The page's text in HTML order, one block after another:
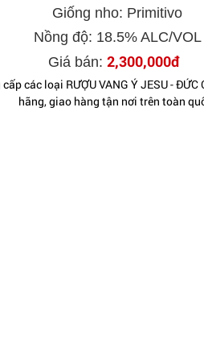
Giống nho: Primitivo
Nồng độ: 18.5% ALC/VOL
Giá bán: 2,300,000đ
các loại RƯỢU VANG Ý JESU -
hãng, giao hàng tận nơi trên toàn